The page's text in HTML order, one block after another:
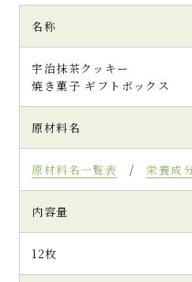
個包装のクッキーにはそ
賞味期限などが書かれた
ので、数枚をちょっとプ
も便利です。
クッキーはとても綺麗な緑
ていないので、純粋な抹
1枚は想像していたよりも
っかりしているので硬め
甘さもちょうどよく素朴
の苦みなどを感じ、とて
です。
名称
宇治抹茶クッキー
焼き菓子 ギフトボックス
原材料名
原材料名一覧表 /栄養成
内容量
12枚